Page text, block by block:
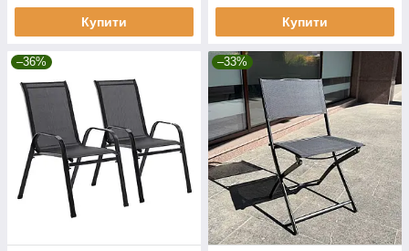
Купити Купити
–36% –33%